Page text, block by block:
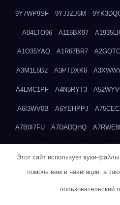
9Y7WP9SF 9YJJZJ6M
A04LTO96 A115BX97
A1O35YAQ A1R67BR7
A3M1L6B2 A3PTDXK6
A4LMC1PF A4N5RYT3
A6I3WV0B A6YEHPPJ
A7B0I7FU A7DADQHQ
A8LJWC6X A8LOL4ZV
Этот сайт использует куки-
помочь вам в навигации, а
пользовательский